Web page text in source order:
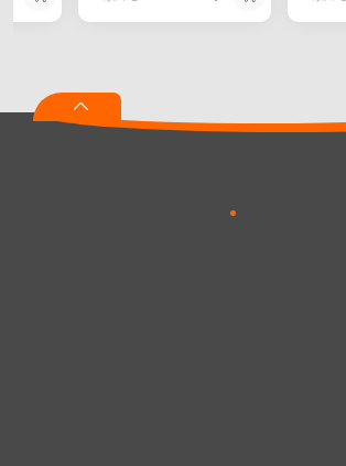
افزودن
افزودن
سبد